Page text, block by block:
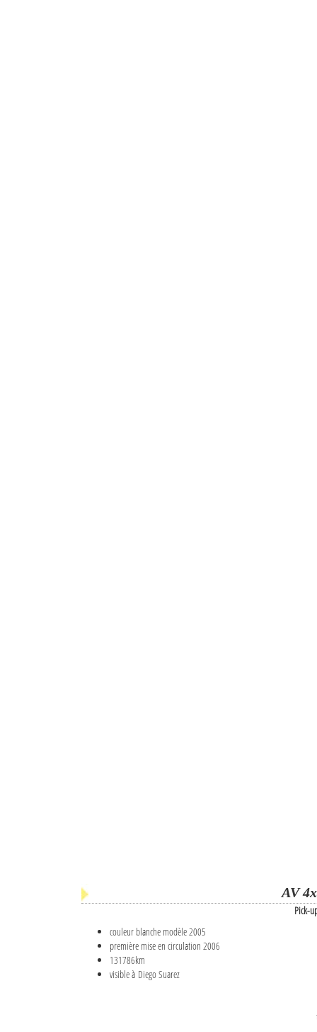
AV
Pick-
couleur blanche modèle 2005
première mise en circulation 2006
131786km
visible à Diego Suarez